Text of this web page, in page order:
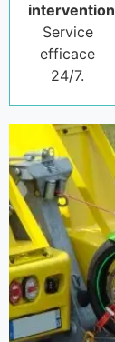
intervention
Service
efficace
24/7.